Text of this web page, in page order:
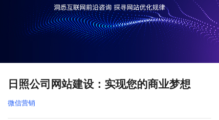
日照公司网站建设：实现您的商业梦想
微信营销